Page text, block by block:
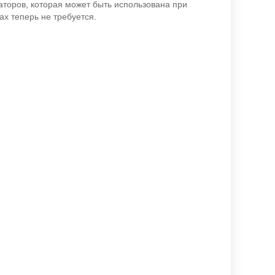
которая может быть использована при
теперь не требуется.